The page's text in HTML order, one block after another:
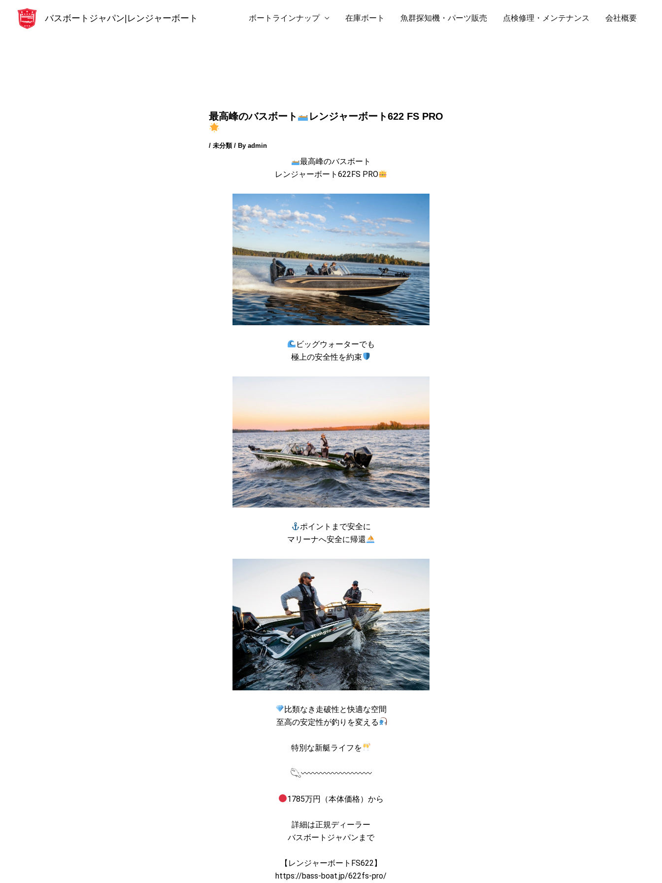
バスボートジャパン|レンジャーボート ボートラインナップ 在庫ボート 魚群探知機・パーツ販売 点検修理・メンテナンス 会社概要
最高峰のバスボート レンジャーボート622 FS PRO
/ 未分類/ By admin
最高峰のバスボート
レンジャーボート622FS PRO
ビッグウォーターでも
極上の安全性を約束
ポイントまで安全に
マリーナへ安全に帰還
比類なき走破性と快適な空間
至高の安定性が釣りを変える
特別な新艇ライフを
𓆡〰〰〰〰〰〰〰〰〰
1785万円（本体価格）から
詳細は正規ディーラー
バスボートジャパンまで
【レンジャーボートFS622】
https://bass-boat.jp/622fs-pro/